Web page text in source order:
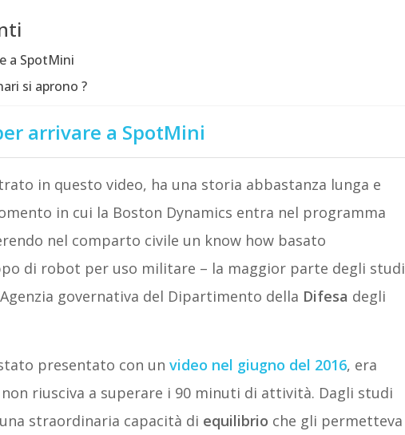
a SpotMini
si aprono ?
arrivare a SpotMini
in questo video, ha una storia abbastanza lunga e
in cui la Boston Dynamics entra nel programma
nel comparto civile un know how basato
di robot per uso militare – la maggior parte degli studi
governativa del Dipartimento della Difesa degli
presentato con un video nel giugno del 2016, era
riusciva a superare i 90 minuti di attività. Dagli studi
straordinaria capacità di equilibrio che gli permetteva